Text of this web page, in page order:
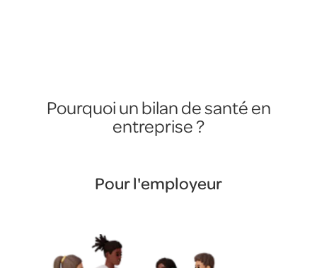
Pourquoi un bilan de santé en
entreprise ?
Pour l'employeur